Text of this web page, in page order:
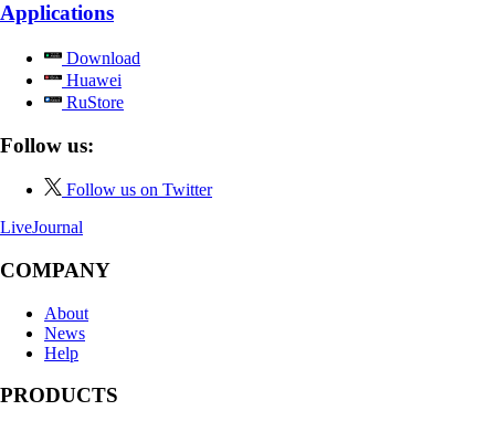
Applications
Download
Huawei
RuStore
Follow us:
Follow us on Twitter
LiveJournal
COMPANY
About
News
Help
PRODUCTS